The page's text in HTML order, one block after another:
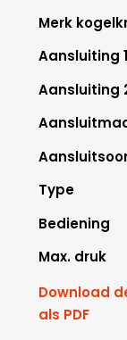
Merk
Aansluiting 1
Aansluiting
Type
Bediening
Max. druk
Download
als PDF